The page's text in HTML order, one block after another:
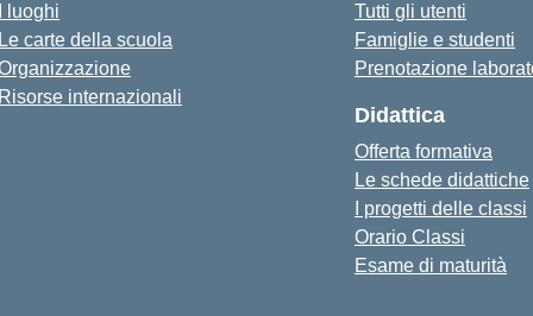
I luoghi
Le carte della scuola
Risorse internazionali
Tutti gli utenti
Famiglie e studenti
Prenotazione
Didattica
Offerta formativa
Le schede didattiche
I progetti delle classi
Orario Classi
Esame di maturità